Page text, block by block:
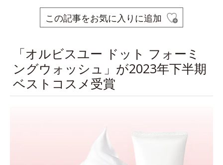
この記事をお気に入りに追加
「オルビスユー ドット フォーミ
ングウォッシュ」が2023年下半期
ベストコスメ受賞